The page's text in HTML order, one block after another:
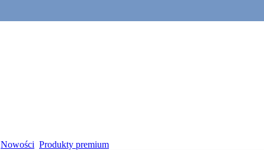
Nowości Produkty premium